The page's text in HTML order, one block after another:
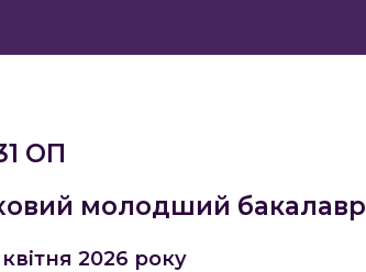
ОП
молодший бакалавр
2026 року